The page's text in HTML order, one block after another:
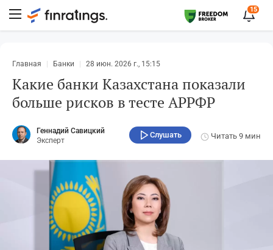
15
Главная Банки 28 июн. 2026 г., 15:15
Какие банки Казахстана показали
больше рисков в тесте АРРФР
Геннадий Савицкий
Эксперт
Слушать Читать 9 мин